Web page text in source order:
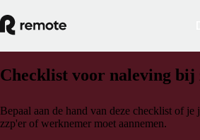
Checklist voor naleving bij
Bepaal aan de hand van deze checklist of je
zzp'er of werknemer moet aannemen.